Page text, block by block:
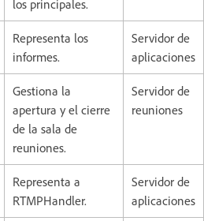
los principales.
Representa los
informes.
Servidor de
aplicaciones
Gestiona la
apertura y el cierre
de la sala de
reuniones.
Servidor de
reuniones
Representa a
RTMPHandler.
Servidor de
aplicaciones